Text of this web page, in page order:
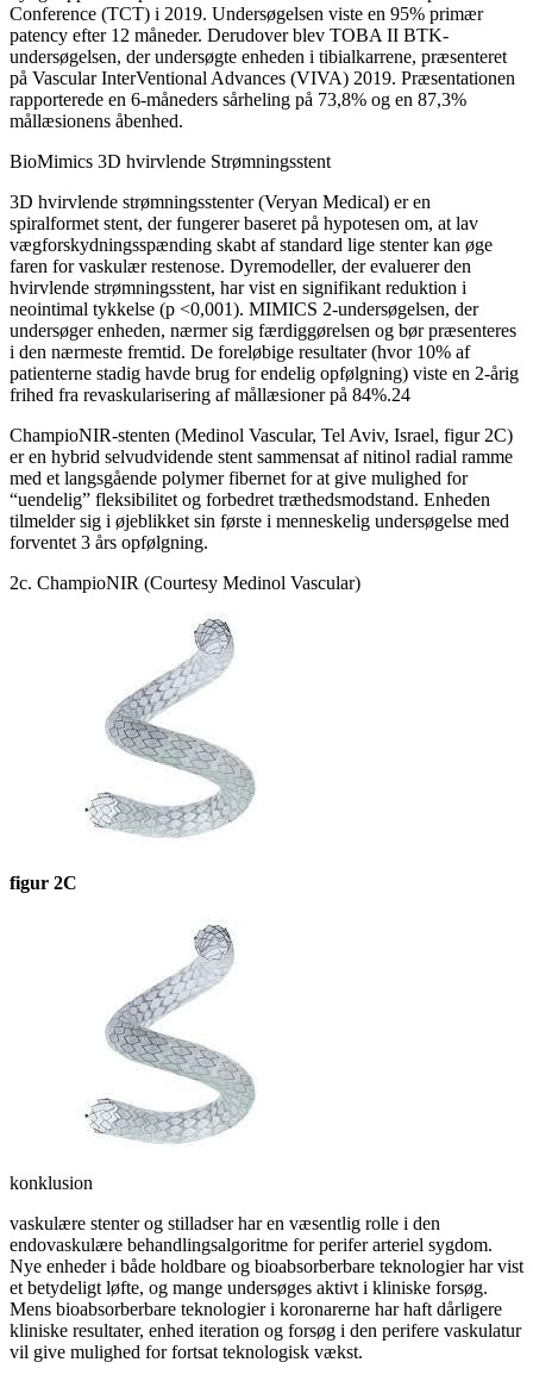
Conference (TCT) i 2019. Undersøgelsen viste en 95% primær
patency efter 12 måneder. Derudover blev TOBA II BTK-
undersøgelsen, der undersøgte enheden i tibialkarrene, præsenteret
på Vascular InterVentional Advances (VIVA) 2019. Præsentationen
rapporterede en 6-måneders sårheling på 73,8% og en 87,3%
mållæsionens åbenhed.
BioMimics 3D hvirvlende Strømningsstent
3D hvirvlende strømningsstenter (Veryan Medical) er en
spiralformet stent, der fungerer baseret på hypotesen om, at lav
vægforskydningsspænding skabt af standard lige stenter kan øge
faren for vaskulær restenose. Dyremodeller, der evaluerer den
hvirvlende strømningsstent, har vist en signifikant reduktion i
neointimal tykkelse (p <0,001). MIMICS 2-undersøgelsen, der
undersøger enheden, nærmer sig færdiggørelsen og bør præsenteres
i den nærmeste fremtid. De foreløbige resultater (hvor 10% af
patienterne stadig havde brug for endelig opfølgning) viste en 2-årig
frihed fra revaskularisering af mållæsioner på 84%.24
ChampioNIR-stenten (Medinol Vascular, Tel Aviv, Israel, figur 2C)
er en hybrid selvudvidende stent sammensat af nitinol radial ramme
med et langsgående polymer fibernet for at give mulighed for
“uendelig” fleksibilitet og forbedret træthedsmodstand. Enheden
tilmelder sig i øjeblikket sin første i menneskelig undersøgelse med
forventet 3 års opfølgning.
2c. ChampioNIR (Courtesy Medinol Vascular)
figur 2C
konklusion
vaskulære stenter og stilladser har en væsentlig rolle i den
endovaskulære behandlingsalgoritme for perifer arteriel sygdom.
Nye enheder i både holdbare og bioabsorberbare teknologier har vist
et betydeligt løfte, og mange undersøges aktivt i kliniske forsøg.
Mens bioabsorberbare teknologier i koronarerne har haft dårligere
kliniske resultater, enhed iteration og forsøg i den perifere vaskulatur
vil give mulighed for fortsat teknologisk vækst.